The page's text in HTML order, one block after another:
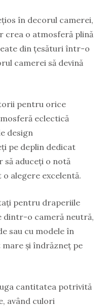
în decorul camerei,
crea o atmosferă plină
din țesături într-o
camerei să devină
pentru orice
eclectică
design
pe deplin dedicat
să aduceți o notă
alegere excelentă.
pentru draperiile
dintr-o cameră neutră,
sau cu modele în
și îndrăzneț pe
cantitatea potrivită
având culori